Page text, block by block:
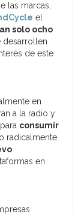
las marcas,
el
solo ocho
desarrollen
de este
en
a la radio y
consumir
radicalmente
en